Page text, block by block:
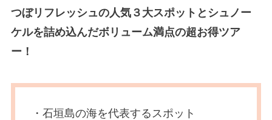
つぼリフレッシュの人気３大スポットと シュノー
ケルを詰め込んだボリューム満点の超お得ツア
ー！
・石垣島の海を代表するスポット